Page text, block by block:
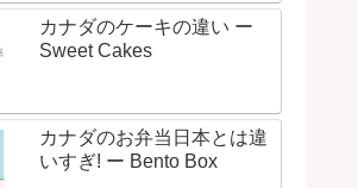
カナダのケーキの違い ー
Sweet Cakes
カナダのお弁当日本とは違
いすぎ! ー Bento Box